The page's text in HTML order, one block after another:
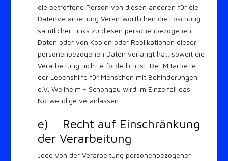
die betroffene Person von diesen anderen für die
Datenverarbeitung Verantwortlichen die Löschung
sämtlicher Links zu diesen personenbezogenen
Daten oder von Kopien oder Replikationen dieser
personenbezogenen Daten verlangt hat, soweit die
Verarbeitung nicht erforderlich ist. Der Mitarbeiter
der Lebenshilfe für Menschen mit Behinderungen
e.V. Weilheim - Schongau wird im Einzelfall das
Notwendige veranlassen.
e) Recht auf Einschränkung
der Verarbeitung
Jede von der Verarbeitung personenbezogener